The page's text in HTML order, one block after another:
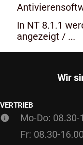
In NT 8.1.1
angezeigt / ...
Wir
VERTRIEB
Mo-Do: 08.30-
Fr: 08.30-